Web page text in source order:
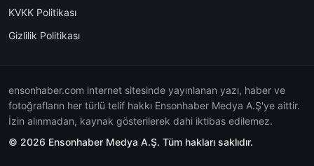
KVKK Politikası
Gizlilik Politikası
ensonhaber.com internet sitesinde yayınlanan yazı, haber ve
fotoğrafların her türlü telif hakkı Ensonhaber Medya A.Ş'ye aittir.
İzin alınmadan, kaynak gösterilerek dahi iktibas edilemez.
© 2026 Ensonhaber Medya A.Ş. Tüm hakları saklıdır.